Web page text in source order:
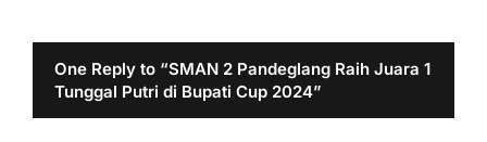
One Reply to “SMAN 2 Pandeglang Raih Juara 1
Tunggal Putri di Bupati Cup 2024”